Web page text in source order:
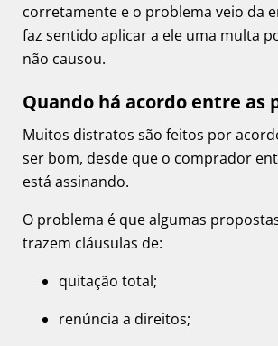
corretamente e o problema veio da
faz sentido aplicar a ele uma multa
não causou.
Quando há acordo entre as
Muitos distratos são feitos por
ser bom, desde que o comprador
está assinando.
O problema é que algumas
trazem cláusulas de:
quitação total;
renúncia a direitos;